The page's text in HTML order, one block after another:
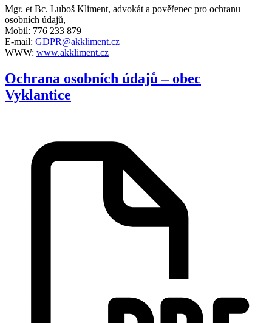
Mgr. et Bc. Luboš Kliment, advokát a pověřenec pro ochranu
osobních údajů,
Mobil: 776 233 879
E-mail: GDPR@akkliment.cz
WWW: www.akkliment.cz
Ochrana osobních údajů – obec
Vyklantice